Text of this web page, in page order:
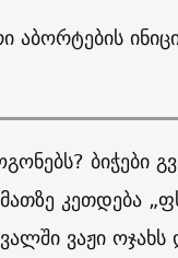
აბორტების
ბიჭები
კეთდება
ვაჟი ოჯახს